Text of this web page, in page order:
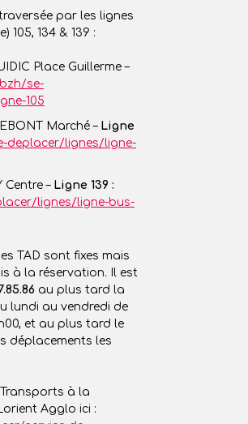
par les lignes
105, 134 & 139 :
Place Guillerme –
se-
105
Marché – Ligne
deplacer/lignes/ligne-
Centre – Ligne 139 :
lignes/ligne-bus-
TAD sont fixes mais
à la réservation. Il est
au plus tard la
lundi au vendredi de
et au plus tard le
déplacements les
à la
Agglo ici :